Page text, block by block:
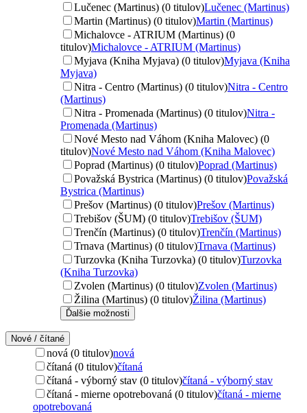
Lučenec (Martinus) (0 titulov)Lučenec (Martinus)
Martin (Martinus) (0 titulov)Martin (Martinus)
Michalovce - ATRIUM (Martinus) (0
titulov)Michalovce - ATRIUM (Martinus)
Myjava (Kniha Myjava) (0 titulov)Myjava (Kniha
Myjava)
Nitra - Centro (Martinus) (0 titulov)Nitra - Centro
(Martinus)
Nitra - Promenada (Martinus) (0 titulov)Nitra -
Promenada (Martinus)
Nové Mesto nad Váhom (Kniha Malovec) (0
titulov)Nové Mesto nad Váhom (Kniha Malovec)
Poprad (Martinus) (0 titulov)Poprad (Martinus)
Považská Bystrica (Martinus) (0 titulov)Považská
Bystrica (Martinus)
Prešov (Martinus) (0 titulov)Prešov (Martinus)
Trebišov (ŠUM) (0 titulov)Trebišov (ŠUM)
Trenčín (Martinus) (0 titulov)Trenčín (Martinus)
Trnava (Martinus) (0 titulov)Trnava (Martinus)
Turzovka (Kniha Turzovka) (0 titulov)Turzovka
(Kniha Turzovka)
Zvolen (Martinus) (0 titulov)Zvolen (Martinus)
Žilina (Martinus) (0 titulov)Žilina (Martinus)
Ďalšie možnosti
Nové / čítané
nová (0 titulov)nová
čítaná (0 titulov)čítaná
čítaná - výborný stav (0 titulov)čítaná - výborný stav
čítaná - mierne opotrebovaná (0 titulov)čítaná - mierne
opotrebovaná